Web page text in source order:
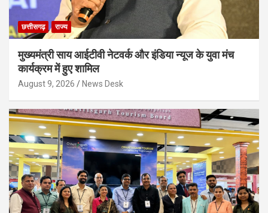
छत्तीसगढ़ राज्य
मुख्यमंत्री साय आईटीवी नेटवर्क और इंडिया न्यूज के युवा मंच
कार्यक्रम में हुए शामिल
August 9, 2026 News Desk